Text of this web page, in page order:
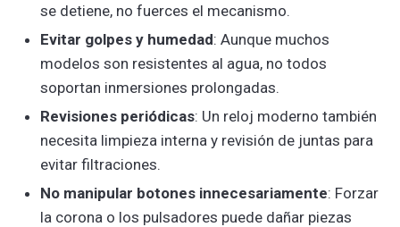
se detiene, no fuerces el mecanismo.
Evitar golpes y humedad: Aunque muchos
modelos son resistentes al agua, no todos
soportan inmersiones prolongadas.
Revisiones periódicas: Un reloj moderno también
necesita limpieza interna y revisión de juntas para
evitar filtraciones.
No manipular botones innecesariamente: Forzar
la corona o los pulsadores puede dañar piezas